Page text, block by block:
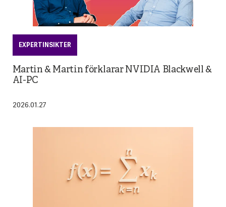
EXPERTINSIKTER
Martin & Martin förklarar NVIDIA Blackwell &
AI-PC
2026.01.27